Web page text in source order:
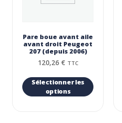
Pare boue avant aile
avant droit Peugeot
207 (depuis 2006)
120,26 € TTC
Sélectionner les
options